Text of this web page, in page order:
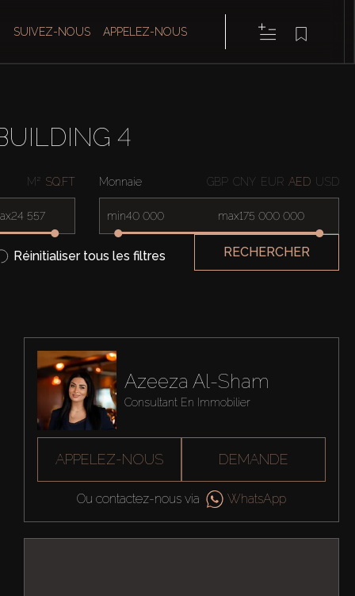
SUIVEZ-NOUS APPELEZ-NOUS
4
M² SQ.FT Monnaie GBP CNY EUR AED USD
min max
Réinitialiser tous les filtres RECHERCHER
Azeeza Al-Sham
Consultant En Immobilier
APPELEZ-NOUS DEMANDE
Ou contactez-nous via WhatsApp